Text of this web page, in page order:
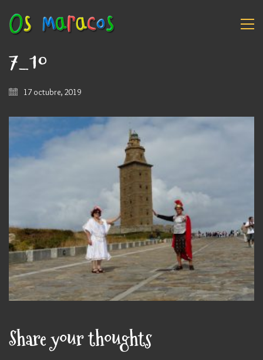
7_10
17 octubre, 2019
Share your thoughts